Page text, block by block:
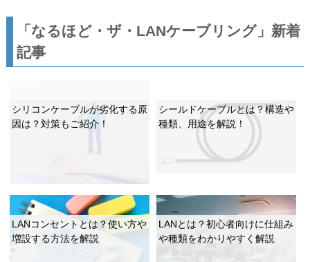
「なるほど・ザ・LANケーブリング」新着
記事
シリコンケーブルが劣化する原
因は？対策もご紹介！
シールドケーブルとは？構造や
種類、用途を解説！
LANコンセントとは？使い方や
増設する方法を解説
LANとは？初心者向けに仕組み
や種類をわかりやすく解説